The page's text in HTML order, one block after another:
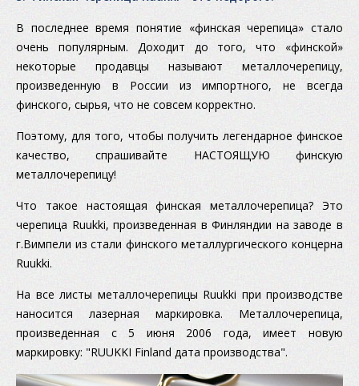
В последнее время понятие «финская черепица» стало
очень популярным. Доходит до того, что «финской»
некоторые продавцы называют металлочерепицу,
произведенную в России из импортного, не всегда
финского, сырья, что не совсем корректно.
Поэтому, для того, чтобы получить легендарное финское
качество, спрашивайте НАСТОЯЩУЮ финскую
металлочерепицу!
Что такое настоящая финская металлочерепица? Это
черепица Ruukki, произведенная в Финляндии на заводе в
г.Вимпели из стали финского металлургического концерна
Ruukki.
На все листы металлочерепицы Ruukki при производстве
наносится лазерная маркировка. Металлочерепица,
произведенная c 5 июня 2006 года, имеет новую
маркировку: "RUUKKI Finland дата производства".